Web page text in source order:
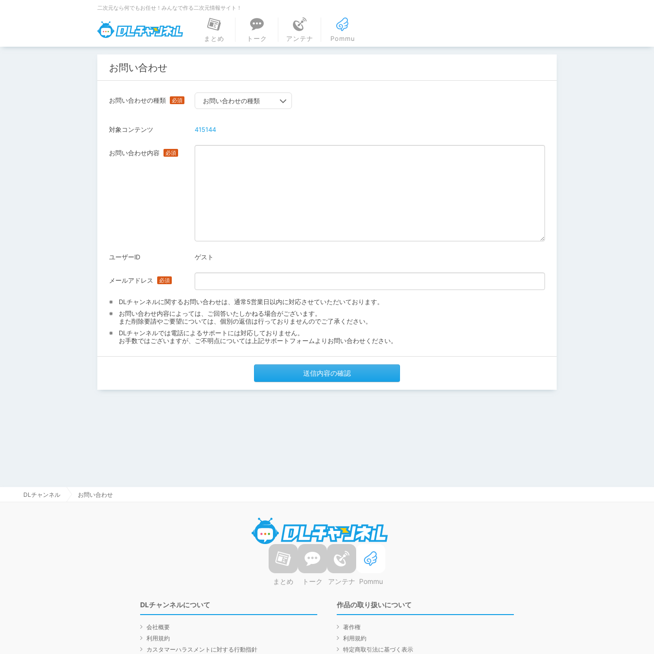
二次元なら何でもお任せ！みんなで作る二次元情報サイト！
DLチャンネル
まとめ
トーク アンテナ Pommu
お問い合わせ
お問い合わせの種類 お問い合わせの種類
対象コンテンツ 415144
お問い合わせ内容
ユーザーID ゲスト
メールアドレス
DLチャンネルに関するお問い合わせは、通常5営業日以内に対応させていただいております。
お問い合わせ内容によっては、ご回答いたしかねる場合がございます。
また削除要請やご要望については、個別の返信は行っておりませんのでご了承ください。
DLチャンネルでは電話によるサポートには対応しておりません。
お手数ではございますが、ご不明点については上記サポートフォームよりお問い合わせください。
送信内容の確認
DLチャンネル お問い合わせ
まとめ トーク アンテナ Pommu
DLチャンネルについて
会社概要
利用規約
カスタマーハラスメントに対する行動指針
作品の取り扱いについて
著作権
利用規約
特定商取引法に基づく表示